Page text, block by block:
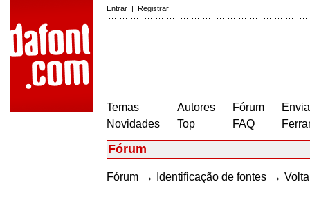
Entrar | Registrar
Temas
Novidades
Autores
Top
Fórum
FAQ
Fórum
Fórum → Identificação de fontes →